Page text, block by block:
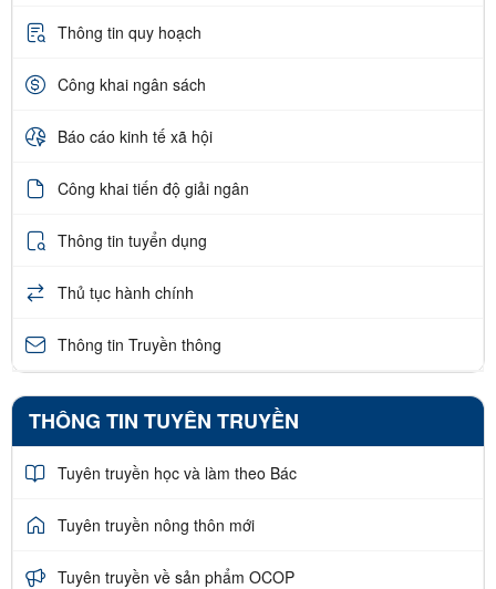
Thông tin quy hoạch
Công khai ngân sách
Báo cáo kinh tế xã hội
Công khai tiến độ giải ngân
Thông tin tuyển dụng
Thủ tục hành chính
Thông tin Truyền thông
THÔNG TIN TUYÊN TRUYỀN
Tuyên truyền học và làm theo Bác
Tuyên truyền nông thôn mới
Tuyên truyền về sản phẩm OCOP